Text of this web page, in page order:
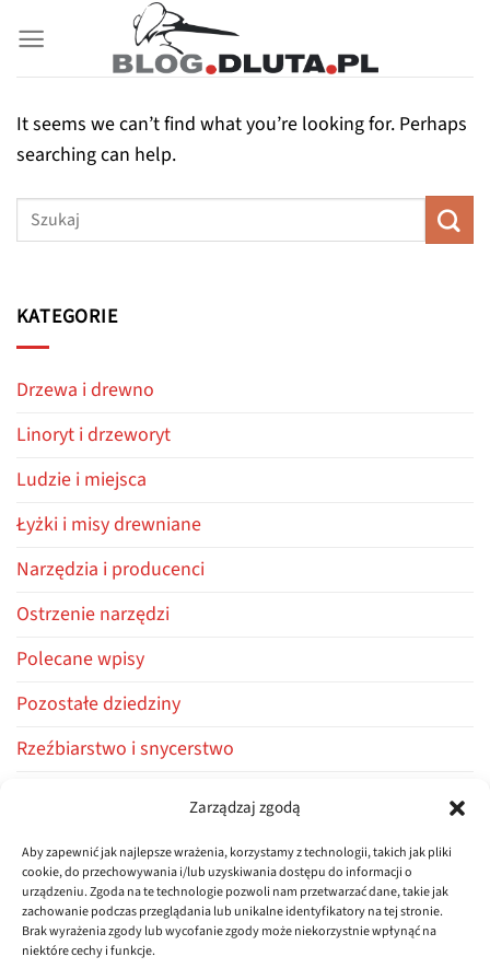
Zarządzaj zgodą
Aby zapewnić jak najlepsze wrażenia, korzystamy z technologii, takich jak pliki
cookie, do przechowywania i/lub uzyskiwania dostępu do informacji o
urządzeniu. Zgoda na te technologie pozwoli nam przetwarzać dane, takie jak
zachowanie podczas przeglądania lub unikalne identyfikatory na tej stronie.
Brak wyrażenia zgody lub wycofanie zgody może niekorzystnie wpłynąć na
niektóre cechy i funkcje.
do
zawartości
It seems we can’t find what you’re looking for. Perhaps
searching can help.
KATEGORIE
Drzewa i drewno
Linoryt i drzeworyt
Ludzie i miejsca
Łyżki i misy drewniane
Narzędzia i producenci
Ostrzenie narzędzi
Polecane wpisy
Pozostałe dziedziny
Rzeźbiarstwo i snycerstwo
Z życia firmy